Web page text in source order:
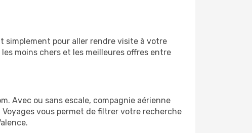
simplement pour aller rendre visite à votre
moins chers et les meilleures offres entre
Avec ou sans escale, compagnie aérienne
vous permet de filtrer votre recherche